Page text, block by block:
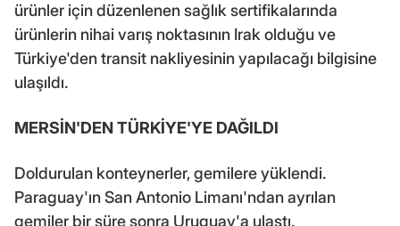
ürünler için düzenlenen sağlık sertifikalarında
ürünlerin nihai varış noktasının Irak olduğu ve
Türkiye'den transit nakliyesinin yapılacağı bilgisine
ulaşıldı.
MERSİN'DEN TÜRKİYE'YE DAĞILDI
Doldurulan konteynerler, gemilere yüklendi.
Paraguay'ın San Antonio Limanı'ndan ayrılan
gemiler bir süre sonra Uruguay'a ulaştı.